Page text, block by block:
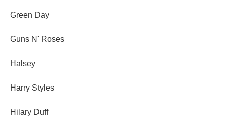
Green Day
Guns N' Roses
Halsey
Harry Styles
Hilary Duff